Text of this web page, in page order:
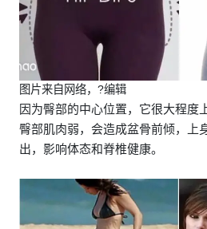
图片来自网络，?编辑
因为臀部的中心位置，它很大程度
臀部肌肉弱，会造成盆骨前倾，上
出，影响体态和脊椎健康。